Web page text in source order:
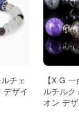
チェ
デザイ
【X.G
ルチルク
オン デ